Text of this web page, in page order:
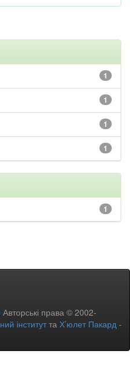
1
1
1
1
1
Авторські права © 2002-
інститутта Х’юлет Пакард -